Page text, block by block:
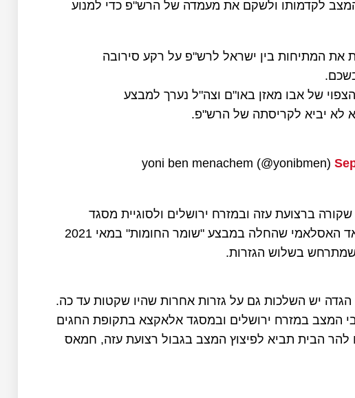
לקדמותו ולשקם את מעמדה של הרש"פ כדי למנוע
את המתיחות בין ישראל לרש"פ על רקע סירובה
של אבו מאזן באו"ם וצה"ל נערך למבצע
לא יביא לקריסתה של הרש"פ.
ברצועת עזה ובמזרח ירושלים ולסוגיית מסגד
אלאקצא, נוכח האסטרטגיה של חמאס והג'יהאד האסלאמי שהחלה במבצע "שומר החומות" במאי 2021
בשלוש הגזרות.
יש השלכות גם על גזרות אחרות שהיו שקטות עד כה.
המצב במזרח ירושלים ובמסגד אלאקצא בתקופת החגים
להר הבית תביא לפיצוץ המצב בגבול רצועת עזה, חמאס